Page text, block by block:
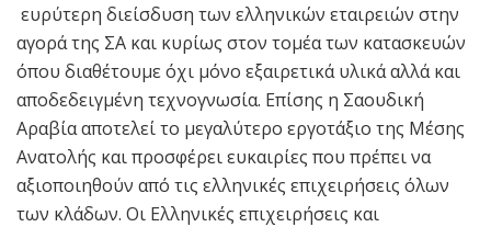
ευρύτερη διείσδυση των ελληνικών εταιρειών στην
αγορά της ΣΑ και κυρίως στον τομέα των κατασκευών
όπου διαθέτουμε όχι μόνο εξαιρετικά υλικά αλλά και
αποδεδειγμένη τεχνογνωσία. Επίσης η Σαουδική
Αραβία αποτελεί το μεγαλύτερο εργοτάξιο της Μέσης
Ανατολής και προσφέρει ευκαιρίες που πρέπει να
αξιοποιηθούν από τις ελληνικές επιχειρήσεις όλων
των κλάδων. Οι Ελληνικές επιχειρήσεις και